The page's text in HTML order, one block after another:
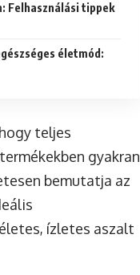
Felhasználási tippek
életmód:
teljes
gyakran
bemutatja az
ízletes aszalt